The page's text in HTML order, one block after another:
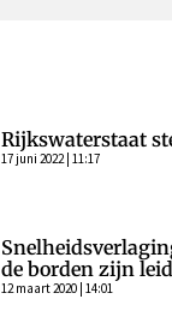
Rijkswaterstaat
17 juni 2022 | 11:17
de borden zijn
12 maart 2020 | 14:01